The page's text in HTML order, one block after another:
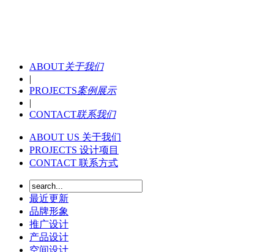
ABOUT关于我们
|
PROJECTS案例展示
|
CONTACT联系我们
ABOUT US 关于我们
PROJECTS 设计项目
CONTACT 联系方式
最近更新
品牌形象
推广设计
产品设计
空间设计